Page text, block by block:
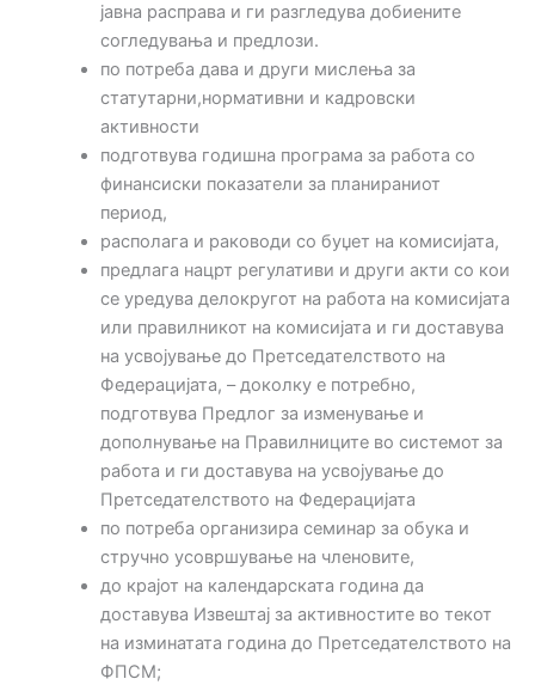
јавна расправа и ги разгледува добиените
согледувања и предлози.
по потреба дава и други мислења за
статутарни,нормативни и кадровски
активности
подготвува годишна програма за работа со
финансиски показатели за планираниот
период,
располага и раководи со буџет на комисијата,
предлага нацрт регулативи и други акти со кои
се уредува делокругот на работа на комисијата
или правилникот на комисијата и ги доставува
на усвојување до Претседателството на
Федерацијата, – доколку е потребно,
подготвува Предлог за изменување и
дополнување на Правилниците во системот за
работа и ги доставува на усвојување до
Претседателството на Федерацијата
по потреба организира семинар за обука и
стручно усовршување на членовите,
до крајот на календарската година да
доставува Извештај за активностите во текот
на изминатата година до Претседателството на
ФПСМ;